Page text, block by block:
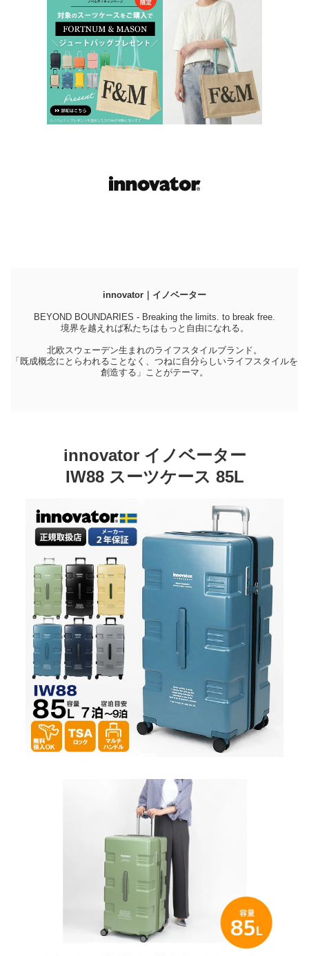
innovator｜イノベーター
BEYOND BOUNDARIES - Breaking the limits. to break free.
境界を越えれば私たちはもっと自由になれる。
北欧スウェーデン生まれのライフスタイルブランド。
「既成概念にとらわれることなく、つねに自分らしいライフスタイルを
創造する」ことがテーマ。
innovator イノベーター
IW88 スーツケース 85L